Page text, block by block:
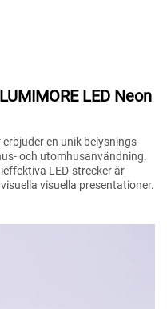
LED Neon
erbjuder en unik belysnings-
och utomhusanvändning.
LED-strecker är
visuella presentationer.